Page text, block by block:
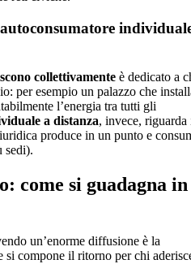
collettivamente è dedicato a
per esempio un palazzo che
l’energia tra tutti gli
a distanza, invece, riguarda
produce in un punto e
sedi).
come si guadagna in
un’enorme diffusione è la
si compone il ritorno per chi